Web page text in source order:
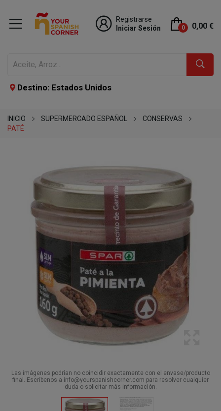
Registrarse
Iniciar Sesión
0 0,00 €
Destino: Estados Unidos
INICIO SUPERMERCADO ESPAÑOL
CONSERVAS
PATÉ
Las imágenes podrían no coincidir exactamente con el envase/producto
final. Escríbenos a info@yourspanishcorner.com para resolver cualquier
duda o solicitar más información.